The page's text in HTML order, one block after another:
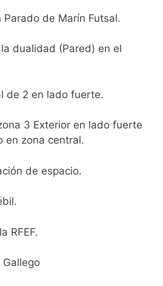
Parado de Marín Futsal.
dualidad (Pared) en el
de 2 en lado fuerte.
3 Exterior en lado fuerte
en zona central.
de espacio.
RFEF.